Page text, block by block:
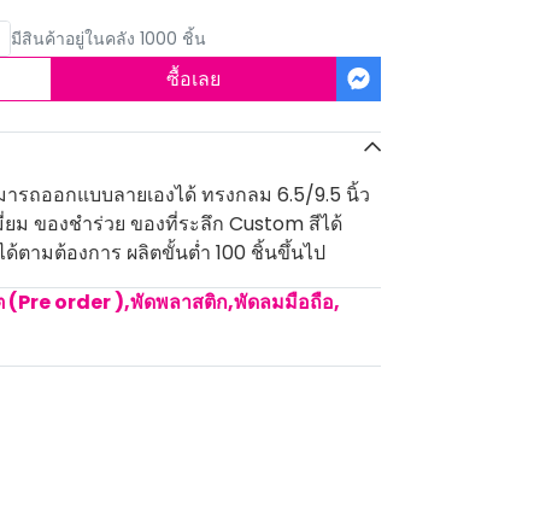
มีสินค้าอยู่ในคลัง 1000 ชิ้น
ซื้อเลย
รถออกแบบลายเองได้ ทรงกลม 6.5/9.5 นิ้ว
ม ของชำร่วย ของที่ระลึก Custom สีได้
ตามต้องการ ผลิตขั้นต่ำ 100 ชิ้นขึ้นไป
(Pre order ),พัดพลาสติก,พัดลมมือถือ,